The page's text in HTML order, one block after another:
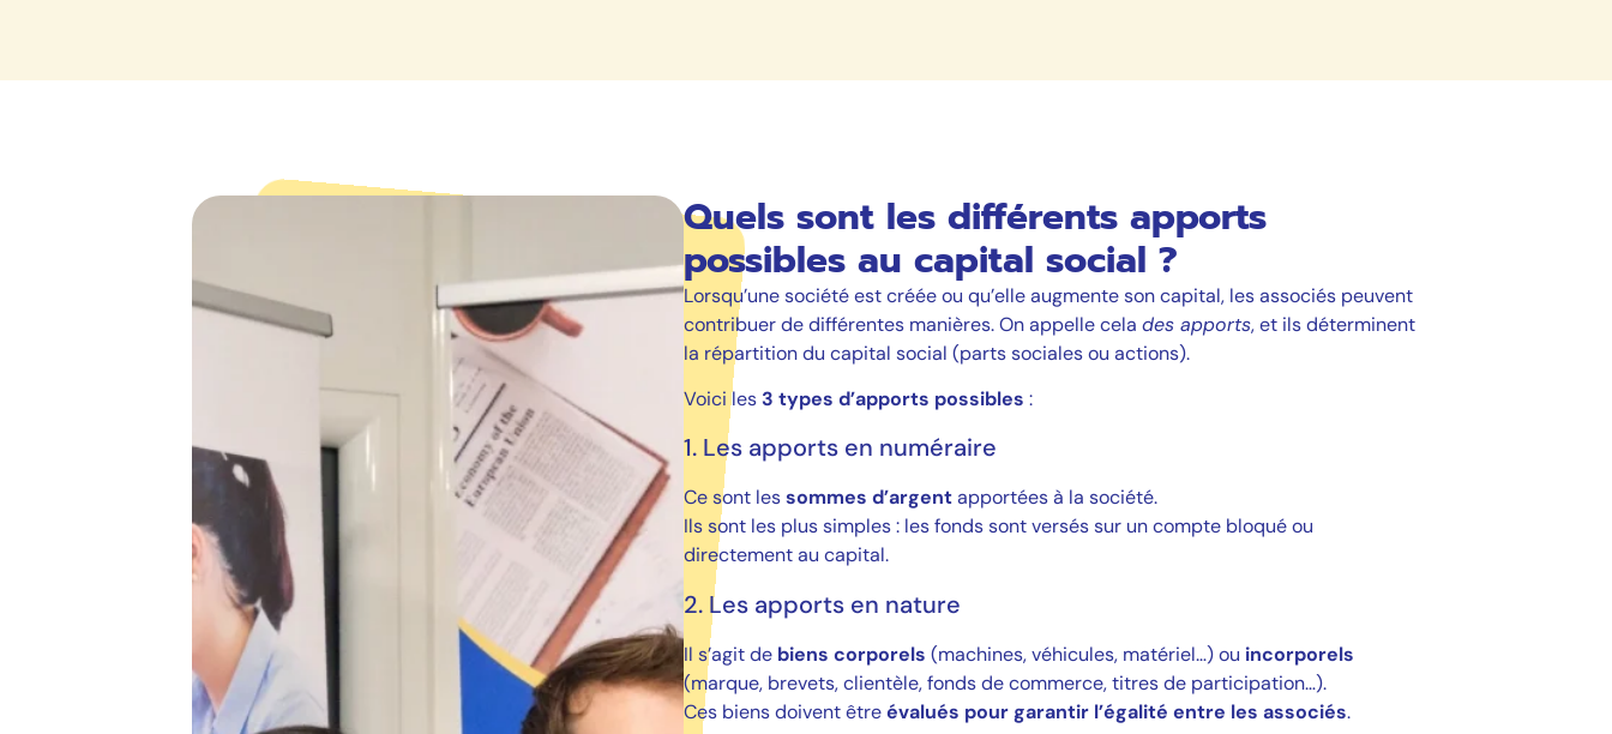
Quels sont les différents apports
possibles au capital social ?
Lorsqu’une société est créée ou qu’elle augmente son capital, les associés peuvent
contribuer de différentes manières. On appelle cela des apports, et ils déterminent
la répartition du capital social (parts sociales ou actions).
Voici les 3 types d’apports possibles :
1. Les apports en numéraire
Ce sont lessommes d’argentapportées à la société.
Ils sont les plus simples : les fonds sont versés sur un compte bloqué ou
directement au capital.
2. Les apports en nature
Il s’agit de biens corporels (machines, véhicules, matériel…) ou incorporels
(marque, brevets, clientèle, fonds de commerce, titres de participation…).
Ces biens doivent êtreévalués pour garantir l’égalité entre les associés.